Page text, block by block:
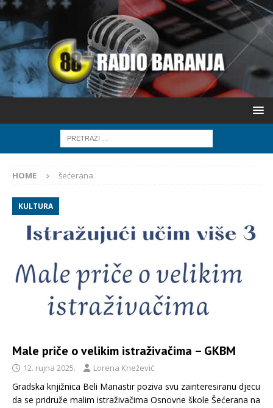
HOME šećerana
KULTURA
Male priče o velikim istraživačima – GKBM
12. rujna 2025. Lorena Knežević
Gradska knjižnica Beli Manastir poziva svu zainteresiranu djecu
da se pridruže malim istraživačima Osnovne škole Šećerana na